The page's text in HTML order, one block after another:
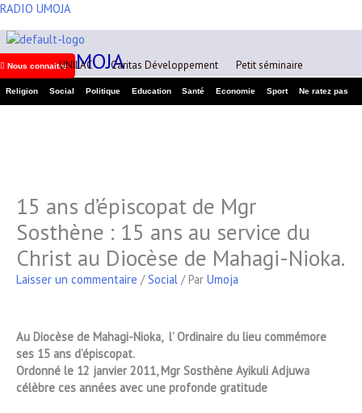
Aller
contenu
RADIO UMOJA
RADIO UMOJA
Nous connaitreUNILAC Caritas Développement Petit séminaire
Religion Social Politique Education Santé Economie Sport Ne ratez pas
15 ans d’épiscopat de Mgr
Sosthène : 15 ans au service du
Christ au Diocèse de Mahagi-Nioka.
Laisser un commentaire /Social / Par Umoja
Au Diocèse de Mahagi-Nioka, l’ Ordinaire du lieu commémore
ses 15 ans d’épiscopat.
‎Ordonné le 12 janvier 2011, Mgr Sosthène Ayikuli Adjuwa
célèbre ces années avec une profonde gratitude
A
r
c
h
i